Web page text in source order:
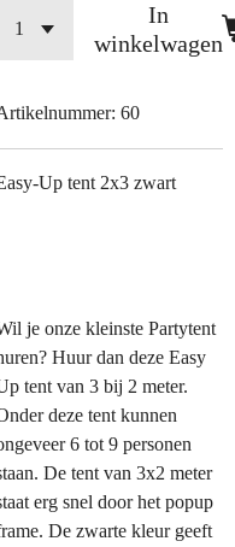
In
winkelwagen
60
Up tent 2x3 zwart
je onze kleinste Partytent
Huur dan deze Easy
tent van 3 bij 2 meter.
deze tent kunnen
6 tot 9 personen
De tent van 3x2 meter
erg snel door het popup
De zwarte kleur geeft